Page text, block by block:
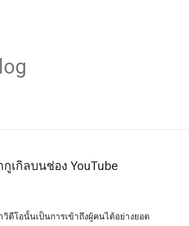
เกิลบนช่อง YouTube
ดีโอนั้นเป็นการเข้าถึงผู้คนได้อย่างยอด